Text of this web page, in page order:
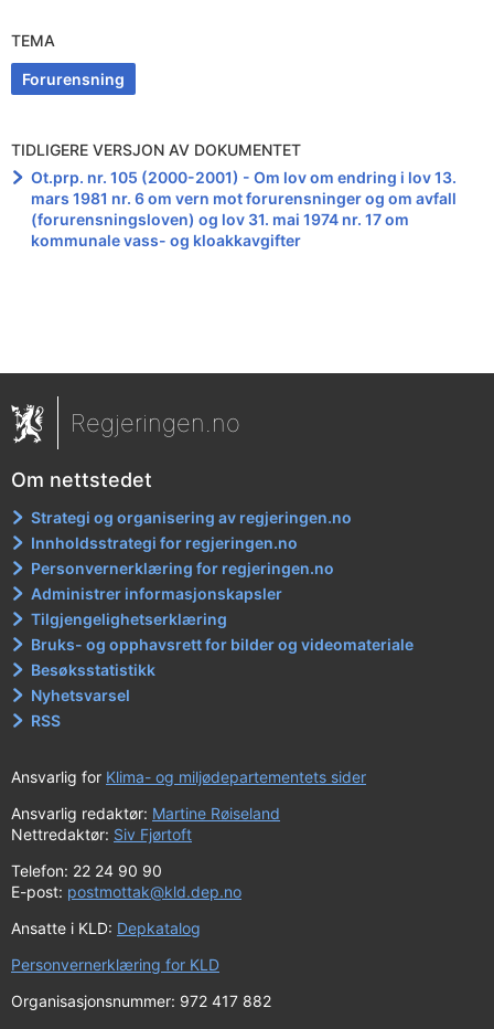
TEMA
Forurensning
TIDLIGERE VERSJON AV DOKUMENTET
Ot.prp. nr. 105 (2000-2001) - Om lov om endring i lov 13.
mars 1981 nr. 6 om vern mot forurensninger og om avfall
(forurensningsloven) og lov 31. mai 1974 nr. 17 om
kommunale vass- og kloakkavgifter
Regjeringen.no
Om nettstedet
Strategi og organisering av regjeringen.no
Innholdsstrategi for regjeringen.no
Personvernerklæring for regjeringen.no
Administrer informasjonskapsler
Tilgjengelighetserklæring
Bruks- og opphavsrett for bilder og videomateriale
Besøksstatistikk
Nyhetsvarsel
RSS
Ansvarlig for Klima- og miljødepartementets sider
Ansvarlig redaktør: Martine Røiseland
Nettredaktør: Siv Fjørtoft
Telefon: 22 24 90 90
E-post: postmottak@kld.dep.no
Ansatte i KLD: Depkatalog
Personvernerklæring for KLD
Organisasjonsnummer: 972 417 882